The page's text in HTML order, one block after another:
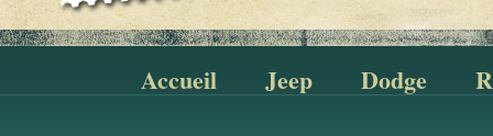
Accueil Jeep Dodge